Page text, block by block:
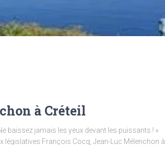
à Créteil
baissez jamais les yeux devant les puissants ! »
législatives François Cocq, Jean-Luc Mélenchon à